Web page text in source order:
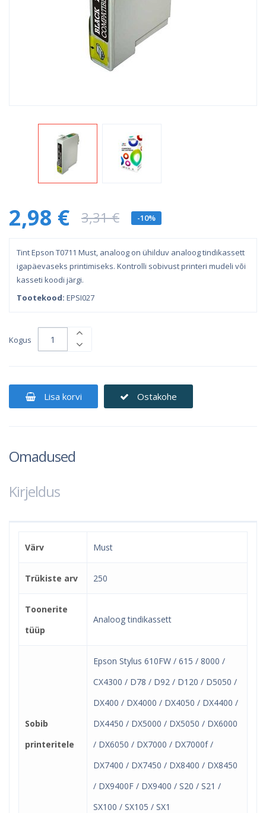
2,98 € 3,31 € -10%
Tint Epson T0711 Must, analoog on ühilduv analoog tindikassett
igapäevaseks printimiseks. Kontrolli sobivust printeri mudeli või
kasseti koodi järgi.
Tootekood: EPSI027
Kogus
Lisa korvi Ostakohe
Omadused
Kirjeldus
Värv Must
Trükiste arv 250
Toonerite
tüüp
Analoog tindikassett
Sobib
printeritele
Epson Stylus 610FW / 615 / 8000 /
CX4300 / D78 / D92 / D120 / D5050 /
DX400 / DX4000 / DX4050 / DX4400 /
DX4450 / DX5000 / DX5050 / DX6000
/ DX6050 / DX7000 / DX7000f /
DX7400 / DX7450 / DX8400 / DX8450
/ DX9400F / DX9400 / S20 / S21 /
SX100 / SX105 / SX1